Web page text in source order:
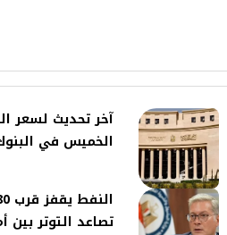
آخر تحديث لسعر
الخميس في
تصاعد التوتر بين